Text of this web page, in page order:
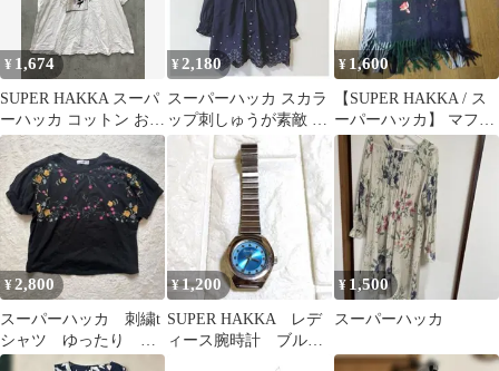
¥ 1,674
SUPER HAKKA スーパ
ーハッカ コットン お花
刺繍 Tシャツ 白 ■◆ レ
ディース
¥2,180
スーパーハッカ スカラ
ップ刺しゅうが素敵 裾
もとエレガント ふんわ
りブラウス
¥ 1,600
【SUPER HAKKA / ス
ーパーハッカ】 マフラ
ー チェック ストール
¥2,800
スーパーハッカ 刺繍t
シャツ ゆったり 大
きめ
¥1,200
SUPER HAKKA レデ
ィース腕時計 ブルー
¥ 1,500
スーパーハッカ